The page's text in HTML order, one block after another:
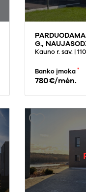
G.,
Kauno r. sav. |
Banko įmoka *
780€/mėn.